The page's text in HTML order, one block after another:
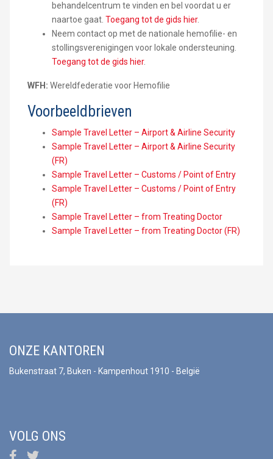
behandelcentrum te vinden en bel voordat u er
naartoe gaat. Toegang tot de gids hier.
Neem contact op met de nationale hemofilie- en
stollingsverenigingen voor lokale ondersteuning.
Toegang tot de gids hier.
WFH: Wereldfederatie voor Hemofilie
Voorbeeldbrieven
Sample Travel Letter – Airport & Airline Security
Sample Travel Letter – Airport & Airline Security
(FR)
Sample Travel Letter – Customs / Point of Entry
Sample Travel Letter – Customs / Point of Entry
(FR)
Sample Travel Letter – from Treating Doctor
Sample Travel Letter – from Treating Doctor (FR)
ONZE KANTOREN
Bukenstraat 7, Buken - Kampenhout 1910 - België
VOLG ONS